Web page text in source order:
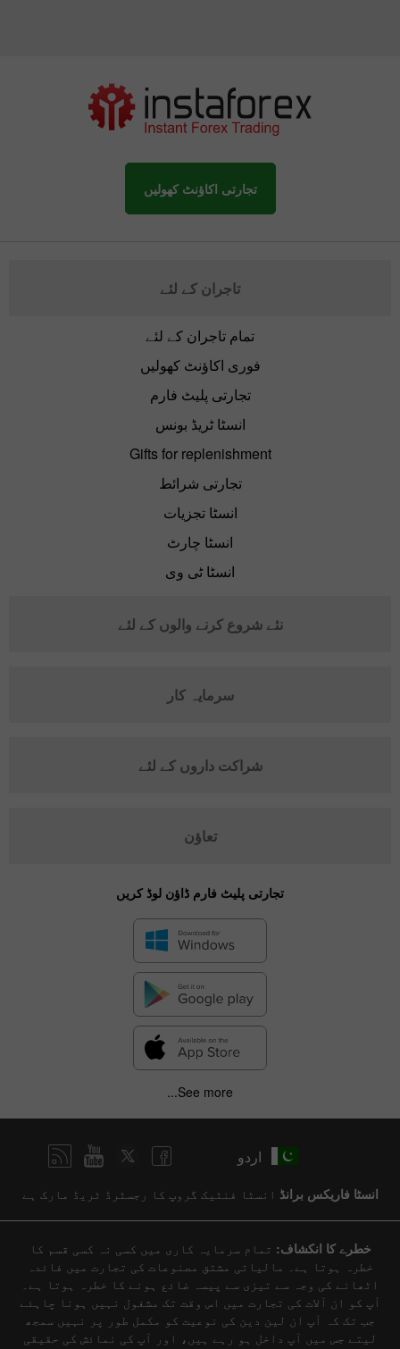
تجارتی اکاؤنٹ کھولیں
تاجران کے لئے
تمام تاجران کے لئے
فوری اکاؤنٹ کھولیں
تجارتی پلیٹ فارم
انسٹا ٹریڈ بونس
Gifts for replenishment
تجارتی شرائط
انسٹا تجزیات
انسٹا چارٹ
انسٹا ٹی وی
نئے شروع کرنے والوں کے لئے
سرمایہ کار
شراکت داروں کے لئے
تعاؤن
تجارتی پلیٹ فارم ڈاؤن لوڈ کریں
See more...
اردو
انسٹا فاریکس برانڈ انسٹا فنٹیک گروپ کا رجسٹرڈ ٹریڈ مارک ہے
خطرے کا انکشاف: تمام سرمایہ کاری میں کسی نہ کسی قسم کا
خطرہ ہوتا ہے۔ مالیاتی مشتق مصنوعات کی تجارت میں فائدہ
اٹھانے کی وجہ سے تیزی سے پیسہ ضائع ہونے کا خطرہ ہوتا ہے۔
آپ کو ان آلات کی تجارت میں اس وقت تک مشغول نہیں ہونا چاہئے
جب تک کہ آپ ان لین دین کی نوعیت کو مکمل طور پر نہیں سمجھ
لیتے جس میں آپ داخل ہو رہے ہیں، اور آپ کی نمائش کی حقیقی